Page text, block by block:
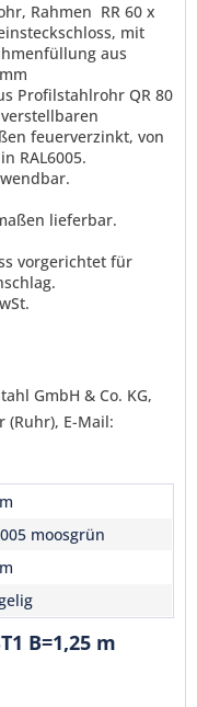
Rahmen RR 60 x
mit
aus
Profilstahlrohr QR 80
feuerverzinkt, von
RAL6005.
lieferbar.
vorgerichtet für
GmbH & Co. KG,
(Ruhr), E-Mail:
moosgrün
B=1,25 m